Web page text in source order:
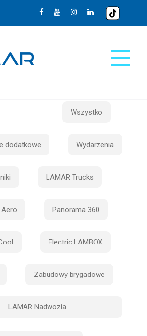
Wszystko
dodatkowe Wydarzenia
LAMAR Trucks
Aero Panorama 360
Electric LAMBOX
Zabudowy brygadowe
LAMAR Nadwozia